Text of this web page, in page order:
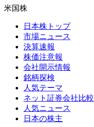
米国株
日本株トップ
市場ニュース
決算速報
株価注意報
会社開示情報
銘柄探検
人気テーマ
ネット証券会社比較
人気ニュース
日本の株主